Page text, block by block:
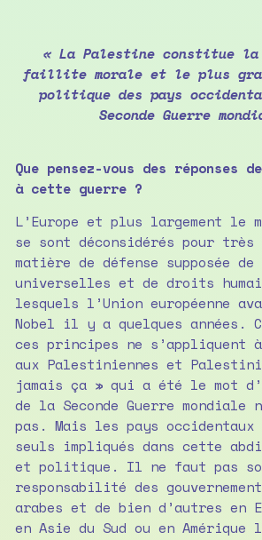
« La Palestine constitue la
faillite morale et le plus
politique des pays
Seconde Guerre
Que pensez-vous des réponses
à cette guerre ?
L’Europe et plus largement le
se sont déconsidérés pour très
matière de défense supposée
universelles et de droits
lesquels l’Union européenne
Nobel il y a quelques années.
ces principes ne s’appliquent
aux Palestiniennes et
jamais ça » qui a été le mot
de la Seconde Guerre mondiale
pas. Mais les pays
seuls impliqués dans cette
et politique. Il ne faut pas
responsabilité des
arabes et de bien d’autres en
en Asie du Sud ou en Amérique